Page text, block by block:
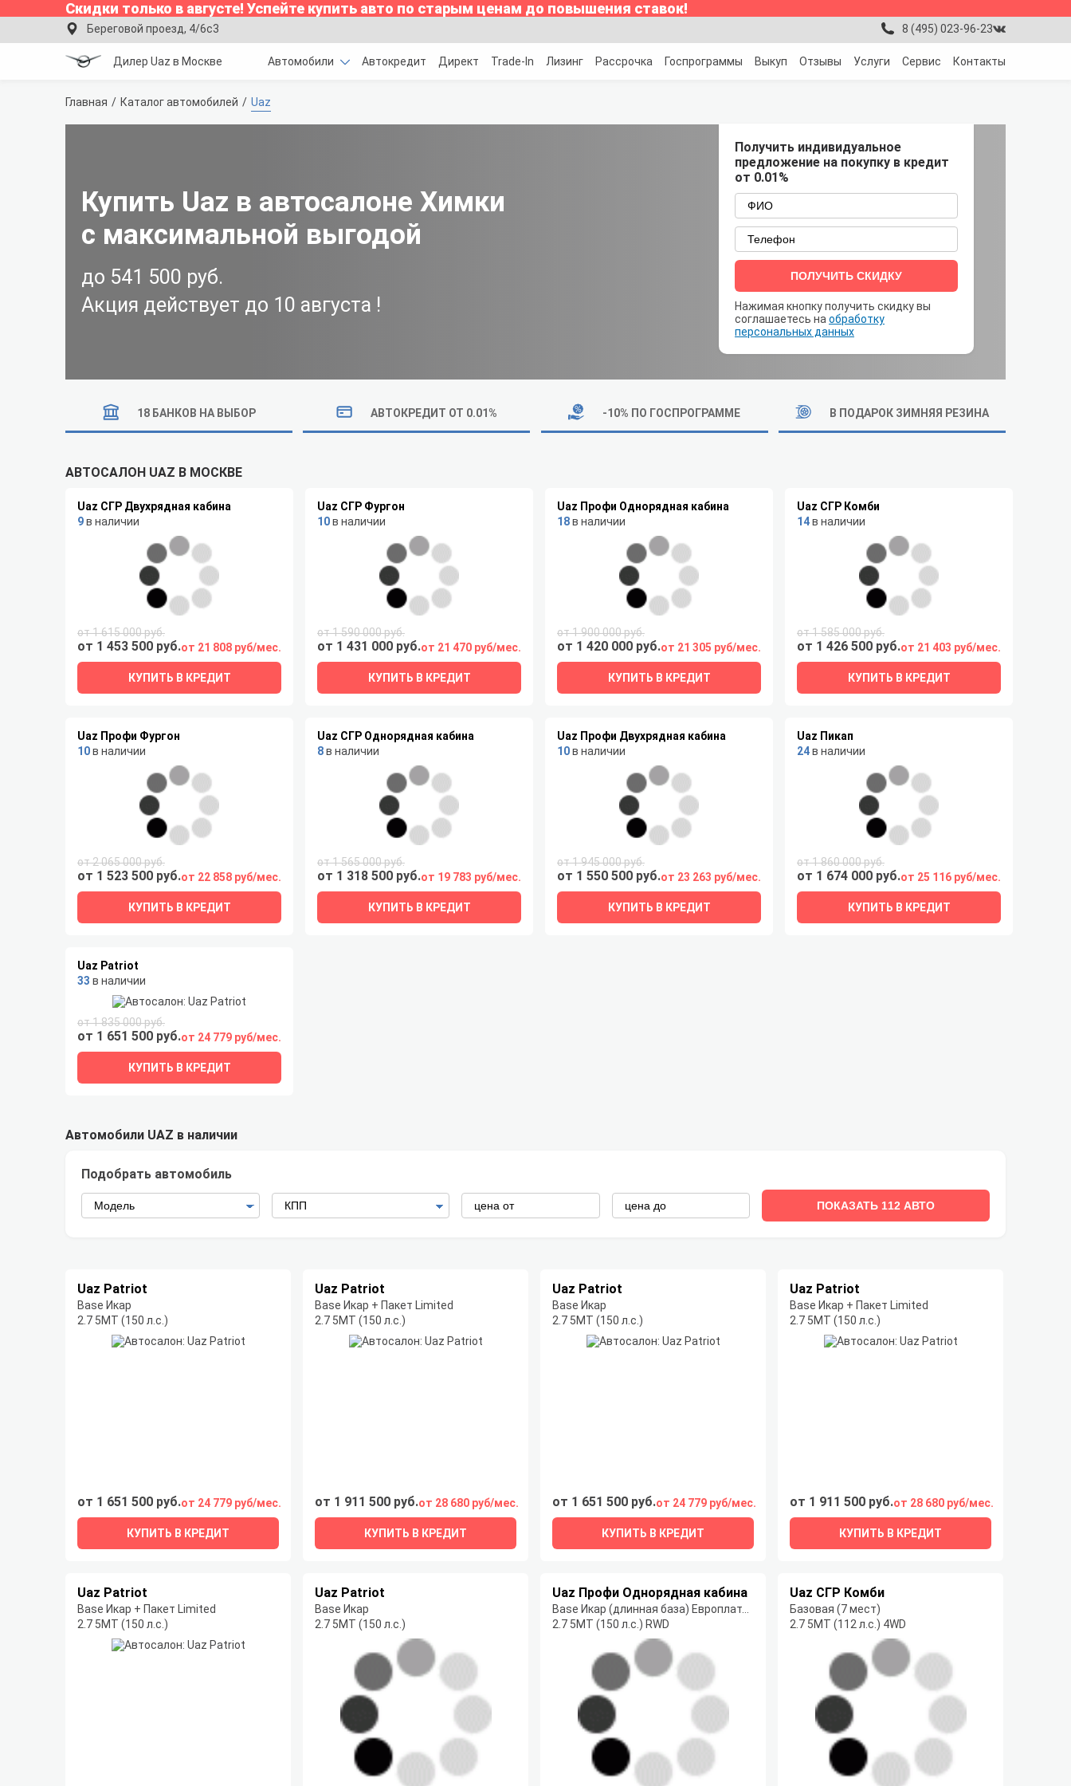
Скидки только в августе! Успейте купить авто по старым ценам до повышения ставок!
Береговой проезд, 4/6с3 8 (495) 023-96-23
Дилер Uaz в Москве Автомобили Автокредит Директ Trade-In Лизинг Рассрочка Госпрограммы Выкуп Отзывы Услуги Сервис Контакты
Главная Каталог автомобилей Uaz
Купить Uaz в автосалоне Химки
с максимальной выгодой
до 541 500 руб.
Акция действует до 10 августа !
Получить индивидуальное
предложение на покупку в кредит
от 0.01%
ПОЛУЧИТЬ СКИДКУ
Нажимая кнопку получить скидку вы
соглашаетесь на обработку
персональных данных
18 БАНКОВ НА ВЫБОР АВТОКРЕДИТ ОТ 0.01% -10% ПО ГОСПРОГРАММЕ В ПОДАРОК ЗИМНЯЯ РЕЗИНА
АВТОСАЛОН UAZ В МОСКВЕ
Uaz СГР Двухрядная кабина
9в наличии
от 1 615 000 руб.
от 1 453 500 руб.от 21 808 руб/мес.
КУПИТЬ В КРЕДИТ
Uaz СГР Фургон
10в наличии
от 1 590 000 руб.
от 1 431 000 руб.от 21 470 руб/мес.
КУПИТЬ В КРЕДИТ
Uaz Профи Однорядная кабина
18в наличии
от 1 900 000 руб.
от 1 420 000 руб.от 21 305 руб/мес.
КУПИТЬ В КРЕДИТ
Uaz СГР Комби
14в наличии
от 1 585 000 руб.
от 1 426 500 руб.от 21 403 руб/мес.
КУПИТЬ В КРЕДИТ
Uaz Профи Фургон
10в наличии
от 2 065 000 руб.
от 1 523 500 руб.от 22 858 руб/мес.
КУПИТЬ В КРЕДИТ
Uaz СГР Однорядная кабина
8в наличии
от 1 565 000 руб.
от 1 318 500 руб.от 19 783 руб/мес.
КУПИТЬ В КРЕДИТ
Uaz Профи Двухрядная кабина
10в наличии
от 1 945 000 руб.
от 1 550 500 руб.от 23 263 руб/мес.
КУПИТЬ В КРЕДИТ
Uaz Пикап
24в наличии
от 1 860 000 руб.
от 1 674 000 руб.от 25 116 руб/мес.
КУПИТЬ В КРЕДИТ
Uaz Patriot
33 в наличии
от 1 835 000 руб.
от 1 651 500 руб.от 24 779 руб/мес.
КУПИТЬ В КРЕДИТ
Автомобили UAZ в наличии
Подобрать автомобиль
ПОКАЗАТЬ 112 АВТО
Uaz Patriot
Base Икар
2.7 5МТ (150 л.с.)
от 1 651 500 руб.от 24 779 руб/мес.
КУПИТЬ В КРЕДИТ
Uaz Patriot
Base Икар + Пакет Limited
2.7 5МТ (150 л.с.)
от 1 911 500 руб.от 28 680 руб/мес.
КУПИТЬ В КРЕДИТ
Uaz Patriot
Base Икар
2.7 5МТ (150 л.с.)
от 1 651 500 руб.от 24 779 руб/мес.
КУПИТЬ В КРЕДИТ
Uaz Patriot
Base Икар + Пакет Limited
2.7 5МТ (150 л.с.)
от 1 911 500 руб.от 28 680 руб/мес.
КУПИТЬ В КРЕДИТ
Uaz Patriot
Base Икар + Пакет Limited
2.7 5МТ (150 л.с.)
Uaz Patriot
Base Икар
2.7 5МТ (150 л.с.)
Uaz Профи Однорядная кабина
2.7 5MT (150 л.с.) RWD
Uaz СГР Комби
Базовая (7 мест)
2.7 5MT (112 л.с.) 4WD